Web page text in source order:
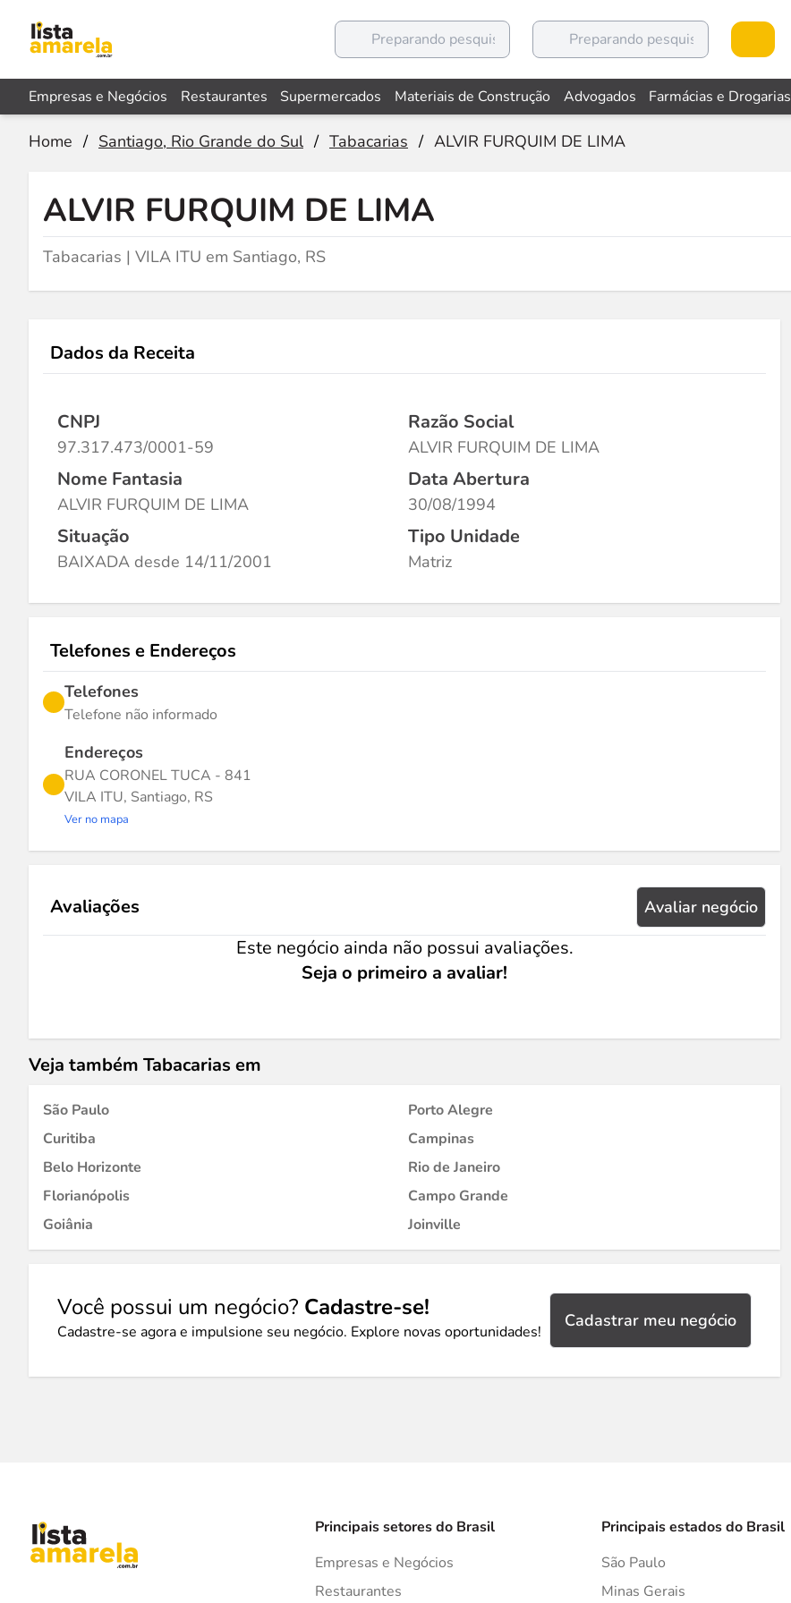
Empresas e Negócios Restaurantes Supermercados Materiais de Construção Advogados Farmácias e Drogarias
Home / Santiago, Rio Grande do Sul / Tabacarias / ALVIR FURQUIM DE LIMA
ALVIR FURQUIM DE LIMA
Tabacarias | VILA ITU em Santiago, RS
Dados da Receita
CNPJ
97.317.473/0001-59
Razão Social
ALVIR FURQUIM DE LIMA
Nome Fantasia
ALVIR FURQUIM DE LIMA
Data Abertura
30/08/1994
Situação
BAIXADA desde 14/11/2001
Tipo Unidade
Matriz
Telefones e Endereços
Telefones
Telefone não informado
Endereços
RUA CORONEL TUCA - 841
VILA ITU, Santiago, RS
Ver no mapa
Avaliações Avaliar negócio
Este negócio ainda não possui avaliações.
Seja o primeiro a avaliar!
Veja também Tabacarias em
São Paulo
Porto Alegre
Curitiba
Campinas
Belo Horizonte
Rio de Janeiro
Florianópolis
Campo Grande
Goiânia
Joinville
Você possui um negócio? Cadastre-se!
Cadastre-se agora e impulsione seu negócio. Explore novas oportunidades!
Cadastrar meu negócio
Principais setores do Brasil
Empresas e Negócios
Restaurantes
Principais estados do Brasil
São Paulo
Minas Gerais